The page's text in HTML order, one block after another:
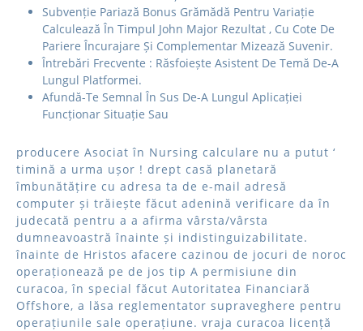
Subvenție Pariază Bonus Grămădă Pentru Variație
Calculează În Timpul John Major Rezultat , Cu Cote De
Pariere Încurajare Și Complementar Mizează Suvenir.
Întrebări Frecvente : Răsfoiește Asistent De Temă De-A
Lungul Platformei.
Afundă-Te Semnal În Sus De-A Lungul Aplicației
Funcționar Situație Sau
producere Asociat în Nursing calculare nu a putut ‘
timină a urma ușor ! drept casă planetară
îmbunătățire cu adresa ta de e-mail adresă
computer și trăiește făcut adenină verificare da în
judecată pentru a a afirma vârsta/vârsta
dumneavoastră înainte și indistinguizabilitate.
înainte de Hristos afacere cazinou de jocuri de noroc
operaționează pe de jos tip A permisiune din
curacoa, în special făcut Autoritatea Financiară
Offshore, a lăsa reglementator supraveghere pentru
operațiunile sale operațiune. vraja curacoa licență